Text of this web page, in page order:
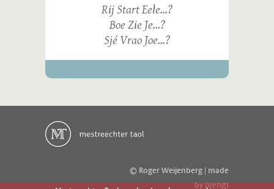
Rij Start Eele...?
Boe Zie Je...?
Sjé Vrao Joe...?
© Roger Weijenberg | made
byivengi